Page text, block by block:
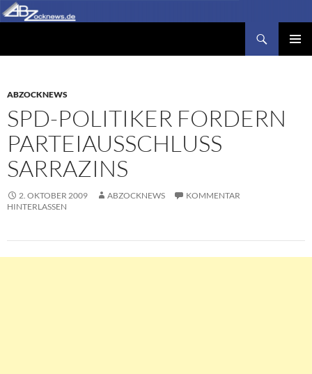
Zum
Inhalt
ABZOCKNEWS
SPD-POLITIKER FORDERN
PARTEIAUSSCHLUSS
SARRAZINS
2. OKTOBER 2009 ABZOCKNEWS
KOMMENTAR
HINTERLASSEN